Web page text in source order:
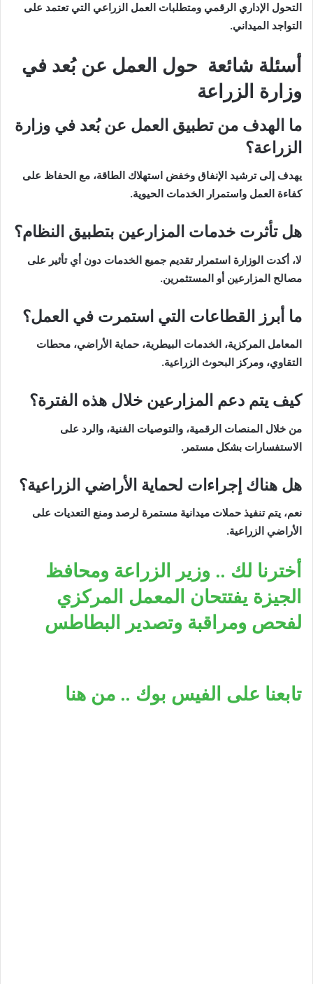
التحول الإداري الرقمي ومتطلبات العمل الزراعي التي تعتمد على
التواجد الميداني.
أسئلة شائعة حول العمل عن بُعد في
وزارة الزراعة
ما الهدف من تطبيق العمل عن بُعد في وزارة
الزراعة؟
يهدف إلى ترشيد الإنفاق وخفض استهلاك الطاقة، مع الحفاظ على
كفاءة العمل واستمرار الخدمات الحيوية.
هل تأثرت خدمات المزارعين بتطبيق النظام؟
لا، أكدت الوزارة استمرار تقديم جميع الخدمات دون أي تأثير على
مصالح المزارعين أو المستثمرين.
ما أبرز القطاعات التي استمرت في العمل؟
المعامل المركزية، الخدمات البيطرية، حماية الأراضي، محطات
التقاوي، ومركز البحوث الزراعية.
كيف يتم دعم المزارعين خلال هذه الفترة؟
من خلال المنصات الرقمية، والتوصيات الفنية، والرد على
الاستفسارات بشكل مستمر.
هل هناك إجراءات لحماية الأراضي الزراعية؟
نعم، يتم تنفيذ حملات ميدانية مستمرة لرصد ومنع التعديات على
الأراضي الزراعية.
أخترنا لك .. وزير الزراعة ومحافظ
الجيزة يفتتحان المعمل المركزي
لفحص ومراقبة وتصدير البطاطس
تابعنا على الفيس بوك .. من هنا